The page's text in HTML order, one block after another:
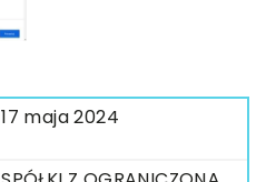
17 maja 2024